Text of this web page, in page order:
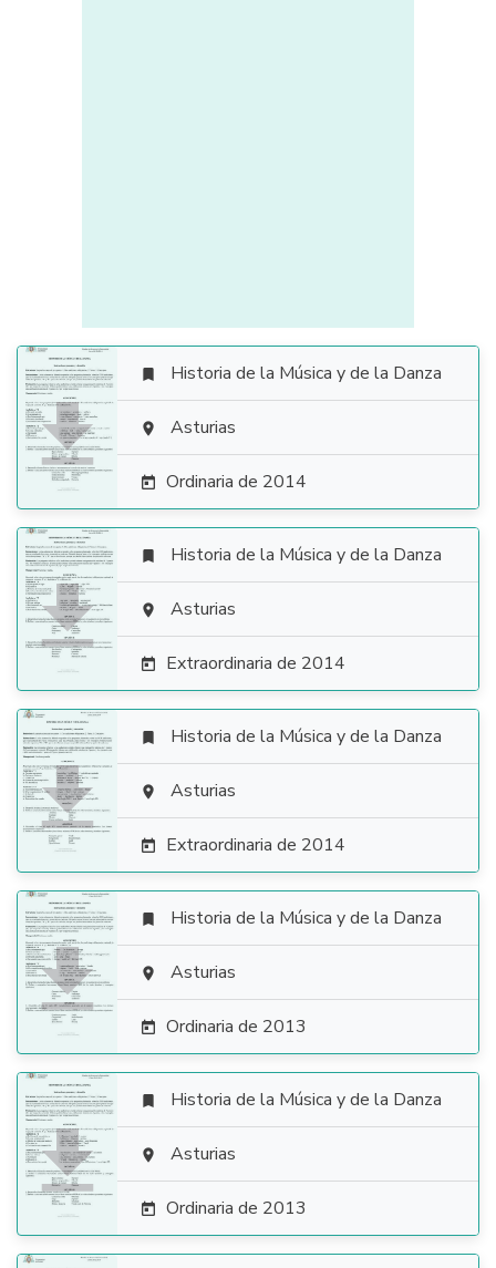

 Historia de la Música y de la Danza
 Asturias
 Ordinaria de 2014

 Historia de la Música y de la Danza
 Asturias
 Extraordinaria de 2014

 Historia de la Música y de la Danza
 Asturias
 Extraordinaria de 2014

 Historia de la Música y de la Danza
 Asturias
 Ordinaria de 2013

 Historia de la Música y de la Danza
 Asturias
 Ordinaria de 2013